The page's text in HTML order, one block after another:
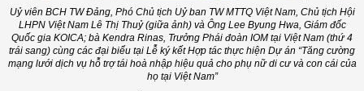
Uỷ viên BCH TW Đảng, Phó Chủ tịch Uỷ ban TW MTTQ Việt Nam, Chủ tịch Hội
LHPN Việt Nam Lê Thị Thuỷ (giữa ảnh) và Ông Lee Byung Hwa, Giám đốc
Quốc gia KOICA; bà Kendra Rinas, Trưởng Phái đoàn IOM tại Việt Nam (thứ 4
trái sang) cùng các đại biểu tại Lễ ký kết Hợp tác thực hiện Dự án “Tăng cường
mạng lưới dịch vụ hỗ trợ tái hoà nhập hiệu quả cho phụ nữ di cư và con cái của
họ tại Việt Nam”